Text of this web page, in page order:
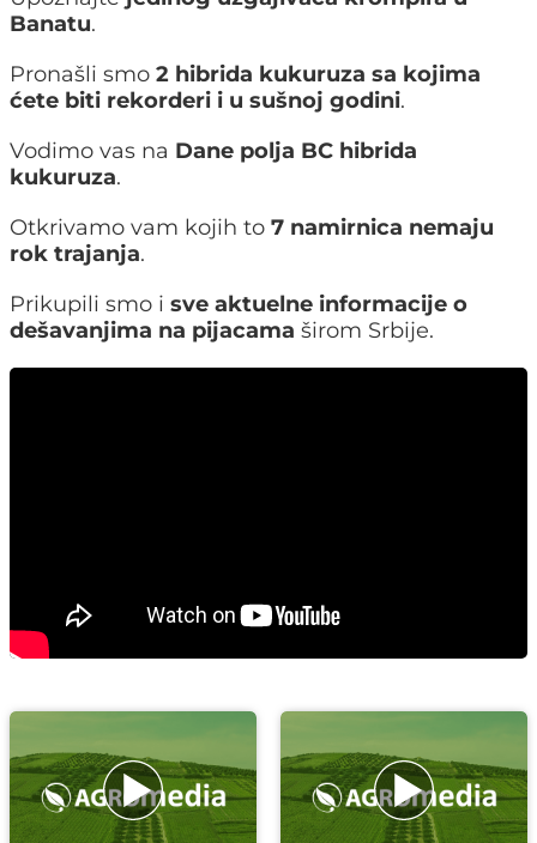
Banatu.
Pronašli smo 2 hibrida kukuruza sa kojima
ćete biti rekorderi i u sušnoj godini.
Vodimo vas na Dane polja BC hibrida
kukuruza.
Otkrivamo vam kojih to 7 namirnica nemaju
rok trajanja.
Prikupili smo i sve aktuelne informacije o
dešavanjima na pijacama širom Srbije.